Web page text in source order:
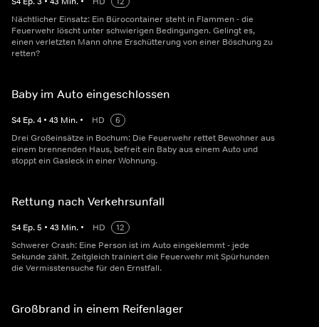
Nächtlicher Einsatz: Ein Bürocontainer steht in Flammen - die
Feuerwehr löscht unter schwierigen Bedingungen. Gelingt es,
einen verletzten Mann ohne Erschütterung von einer Böschung zu
retten?
Baby im Auto eingeschlossen
S4 Ep.4 • 43 Min. • HD
6
Drei Großeinsätze in Bochum: Die Feuerwehr rettet Bewohner aus
einem brennenden Haus, befreit ein Baby aus einem Auto und
stoppt ein Gasleck in einer Wohnung.
Rettung nach Verkehrsunfall
S4 Ep.5 • 43 Min. • HD
12
Schwerer Crash: Eine Person ist im Auto eingeklemmt - jede
Sekunde zählt. Zeitgleich trainiert die Feuerwehr mit Spürhunden
die Vermisstensuche für den Ernstfall.
Großbrand in einem Reifenlager